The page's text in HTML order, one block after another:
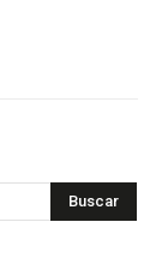
Buscar